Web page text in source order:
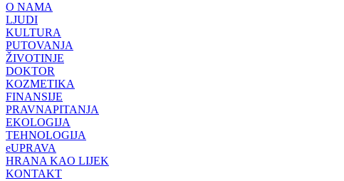
O NAMA
LJUDI
KULTURA
PUTOVANJA
ŽIVOTINJE
DOKTOR
KOZMETIKA
FINANSIJE
PRAVNAPITANJA
EKOLOGIJA
TEHNOLOGIJA
eUPRAVA
HRANA KAO LIJEK
KONTAKT